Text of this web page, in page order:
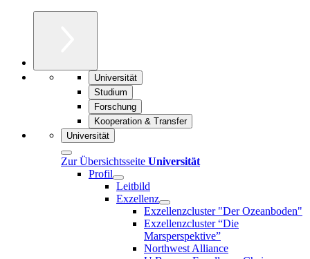
Universität
Studium
Forschung
Kooperation & Transfer
Universität
Zur Übersichtsseite Universität
Profil
Leitbild
Exzellenz
Exzellenzcluster "Der Ozeanboden"
Exzellenzcluster “Die
Marsperspektive”
Northwest Alliance